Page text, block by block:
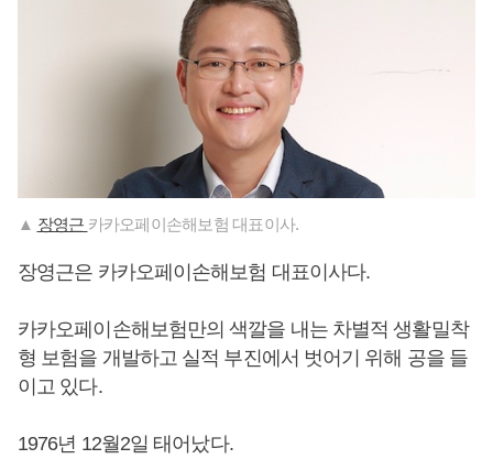
▲ 장영근 카카오페이손해보험 대표이사.
장영근은 카카오페이손해보험 대표이사다.
카카오페이손해보험만의 색깔을 내는 차별적 생활밀착
형 보험을 개발하고 실적 부진에서 벗어기 위해 공을 들
이고 있다.
1976년 12월2일 태어났다.